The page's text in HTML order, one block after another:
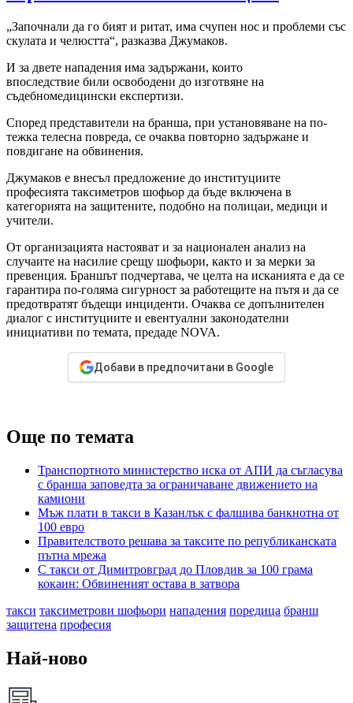
„Започнали да го бият и ритат, има счупен нос и проблеми със
скулата и челюстта“, разказва Джумаков.
И за двете нападения има задържани, които
впоследствие били освободени до изготвяне на
съдебномедицински експертизи.
Според представители на бранша, при установяване на по-
тежка телесна повреда, се очаква повторно задържане и
повдигане на обвинения.
Джумаков е внесъл предложение до институциите
професията таксиметров шофьор да бъде включена в
категорията на защитените, подобно на полицаи, медици и
учители.
От организацията настояват и за национален анализ на
случаите на насилие срещу шофьори, както и за мерки за
превенция. Браншът подчертава, че целта на исканията е да се
гарантира по-голяма сигурност за работещите на пътя и да се
предотвратят бъдещи инциденти. Очаква се допълнителен
диалог с институциите и евентуални законодателни
инициативи по темата, предаде NOVA.
Добави в предпочитани в Google
Още по темата
Транспортното министерство иска от АПИ да съгласува
с бранша заповедта за ограничаване движението на
камиони
Мъж плати в такси в Казанлък с фалшива банкнотна от
100 евро
Правителството решава за таксите по републиканската
пътна мрежа
С такси от Димитровград до Пловдив за 100 грама
кокаин: Обвиненият остава в затвора
такси таксиметрови шофьори нападения поредица бранш
защитена професия
Най-ново